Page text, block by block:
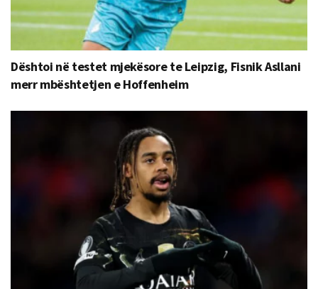
Dështoi në testet mjekësore te Leipzig, Fisnik Asllani
merr mbështetjen e Hoffenheim